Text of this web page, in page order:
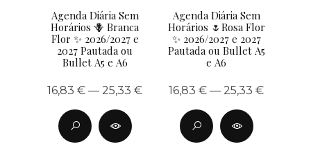
Agenda Diária Sem
Horários 🪻 Branca
Flor ✨ 2026/2027 e
2027 Pautada ou
Bullet A5 e A6
16,83 € — 25,33 €
Agenda Diária Sem
Horários 🌷Rosa Flor
✨ 2026/2027 e 2027
Pautada ou Bullet A5
e A6
16,83 € — 25,33 €